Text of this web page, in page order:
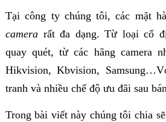
Tại công ty chúng tôi, các mặt
camerarất đa dạng. Từ loại cố
quay quét, từ các hãng camera
Hikvision, Kbvision,
tranh và nhiều chế độ ưu đãi sau
Trong bài viết này chúng tôi chia